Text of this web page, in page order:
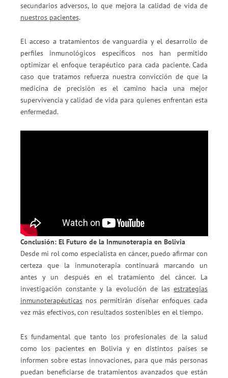
secundarios adversos, lo que mejora la calidad de vida de
nuestros pacientes.
El acceso a tratamientos de vanguardia y el desarrollo de
perfiles inmunológicos específicos nos han permitido
optimizar el enfoque terapéutico para cada paciente. Cada
caso que tratamos refuerza nuestra convicción de que la
medicina de precisión es el camino hacia una mejor
supervivencia y calidad de vida para quienes enfrentan esta
enfermedad.
Conclusión: El Futuro de la Inmunoterapia en Bolivia
Desde mi rol como especialista en cáncer, puedo afirmar con
certeza que la inmunoterapia continuará marcando un
antes y un después en el tratamiento del cáncer. La
investigación constante y la evolución de lasestrategias
inmunoterapéuticasnos permitirán diseñar enfoques cada
vez más efectivos, con resultados sostenibles en el tiempo.
Es fundamental que tanto los profesionales de la salud
como los pacientes en Bolivia y en distintos países se
informen sobre estas innovaciones, para que más personas
puedan beneficiarse de tratamientos avanzados que están